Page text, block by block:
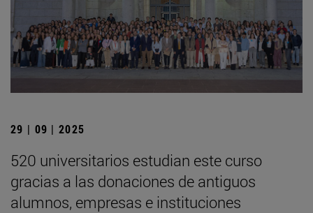
29 | 09 | 2025
520 universitarios estudian este curso
gracias a las donaciones de antiguos
alumnos, empresas e instituciones